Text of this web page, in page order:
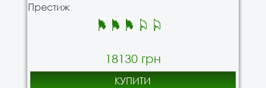
Престиж
18130 грн
КУПИТИ